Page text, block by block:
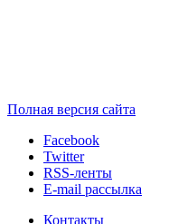
Полная версия сайта
Facebook
Twitter
RSS-ленты
E-mail рассылка
Контакты